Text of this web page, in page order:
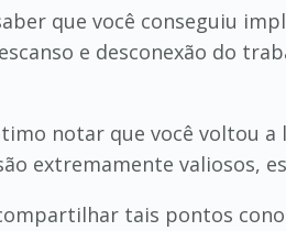
que você conseguiu
e desconexão do
notar que você voltou
extremamente valiosos,
tais pontos